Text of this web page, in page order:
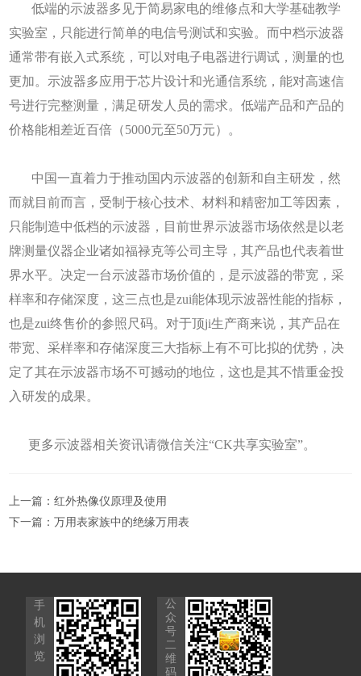
低端的示波器多见于简易家电的维修点和大学基础教学
实验室，只能进行简单的电信号测试和实验。而中档示波器
通常带有嵌入式系统，可以对电子电器进行调试，测量的也
更加。示波器多应用于芯片设计和光通信系统，能对高速信
号进行完整测量，满足研发人员的需求。低端产品和产品的
价格能相差近百倍（5000元至50万元）。
中国一直着力于推动国内示波器的创新和自主研发，然
而就目前而言，受制于核心技术、材料和精密加工等因素，
只能制造中低档的示波器，目前世界示波器市场依然是以老
牌测量仪器企业诸如福禄克等公司主导，其产品也代表着世
界水平。决定一台示波器市场价值的，是示波器的带宽，采
样率和存储深度，这三点也是zui能体现示波器性能的指标，
也是zui终售价的参照尺码。对于顶ji生产商来说，其产品在
带宽、采样率和存储深度三大指标上有不可比拟的优势，决
定了其在示波器市场不可撼动的地位，这也是其不惜重金投
入研发的成果。
更多示波器相关资讯请微信关注“CK共享实验室”。
上一篇：红外热像仪原理及使用
下一篇：万用表家族中的绝缘万用表
手
机
浏
览
公
众
号
二
维
码